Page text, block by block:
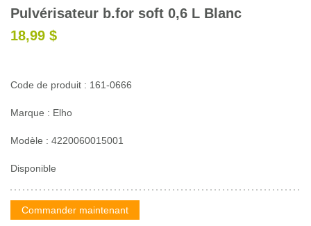
Nous joindre
Pulvérisateur b.for soft 0,6 L Blanc
18,99 $
Code de produit : 161-0666
Marque : Elho
Modèle : 4220060015001
Disponible
Commander maintenant